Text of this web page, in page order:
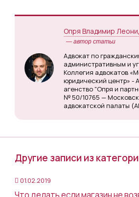
Опря Владимир
— автор статьи
Адвокат по
административным и
Коллегия адвокатов
юридический центр» -
агенство "Опря и
№ 50/10765 —
адвокатской палаты
Другие записи из
01.02.2019
Что делать если магазин не